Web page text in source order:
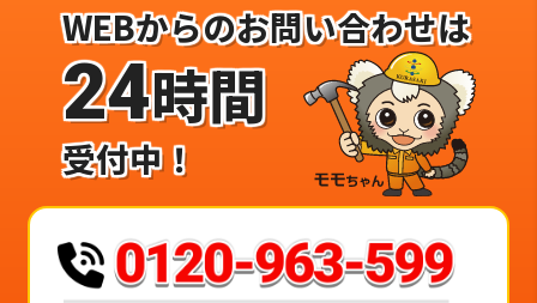
WEBからのお問い合わせは
24時間
受付中！